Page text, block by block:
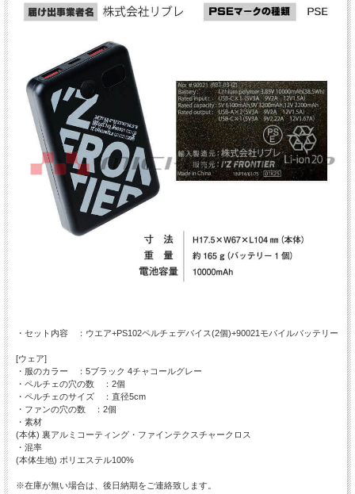
・セット内容 ：ウエア+PS102ペルチェデバイス(2個)+90021モバイルバッテリー
[ウェア]
・服のカラー ：5ブラック 4チャコールグレー
・ペルチェの穴の数 ：2個
・ペルチェのサイズ ：直径5cm
・ファンの穴の数 ：2個
・素材
(本体) 裏アルミコーティング・ファインテクスチャークロス
・混率
(本体生地) ポリエステル100%
※在庫が無い場合は、後日納期をご連絡致します。